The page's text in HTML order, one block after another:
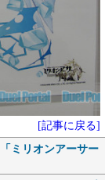
[記事に戻る]
ミリオンアーサー